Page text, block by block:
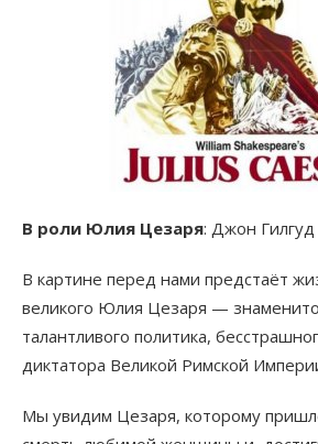
В роли Юлия Цезаря: Джон Гилгуд
В картине перед нами предстаёт
великого Юлия Цезаря —
талантливого политика,
диктатора Великой Римской
Мы увидим Цезаря, которому